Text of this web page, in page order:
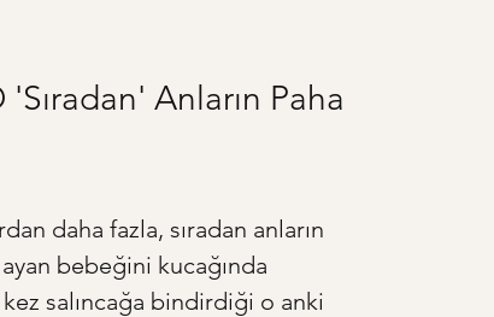
Anların Paha
daha fazla, sıradan anların
bebeğini kucağında
salıncağa bindirdiği o anki